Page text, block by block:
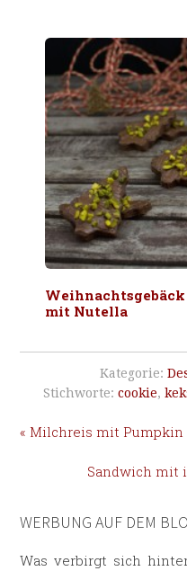
mit Nutella
Kategorie:
Stichworte: cookie,
« Milchreis mit Pumpkin
Sandwich mit
WERBUNG AUF DEM
Was verbirgt sich